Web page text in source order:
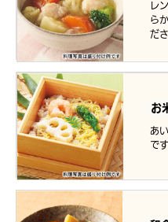
レ
ら
ださ
お
あ
で